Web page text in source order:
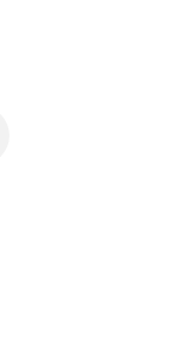
a long time,
2004 and